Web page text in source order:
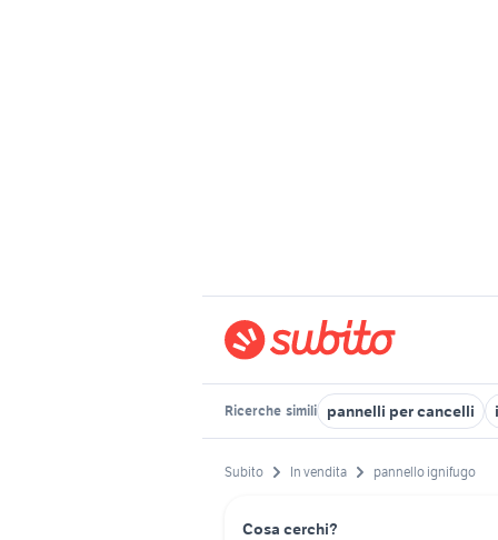
Ricerche simili pannelli per cancelli
Subito In vendita pannello ignifugo
Cosa cerchi?